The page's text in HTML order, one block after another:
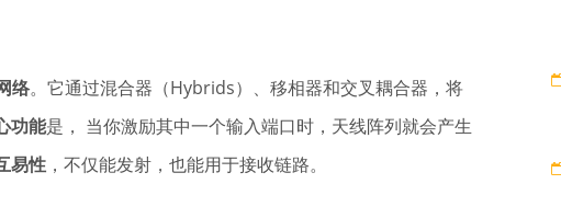
络。它通过混合器（Hybrids）、移相器和交叉耦合器，将
功能是， 当你激励其中一个输入端口时，天线阵列就会产生
易性 ，不仅能发射，也能用于接收链路。